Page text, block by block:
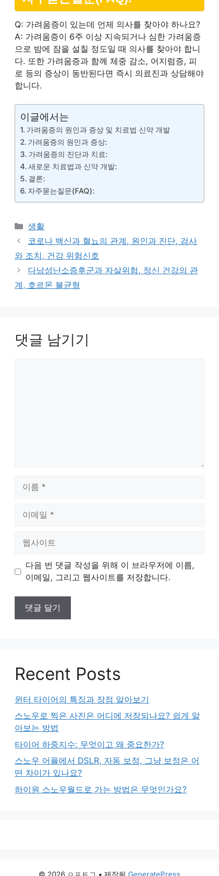
Q: 가려움증이 있는데 언제 의사를 찾아야 하나요?
A: 가려움증이 6주 이상 지속되거나 심한 가려움증
으로 밤에 잠을 설칠 정도일 때 의사를 찾아야 합니
다. 또한 가려움증과 함께 체중 감소, 어지럼증, 피
로 등의 증상이 동반된다면 즉시 의료진과 상담해야
합니다.
이글에서는
가려움증의 원인과 증상 및 치료법 신약 개발
가려움증의 원인과 증상:
가려움증의 진단과 치료:
새로운 치료법과 신약 개발:
결론:
자주묻는질문(FAQ):
카
테
리
생활
코로나 백신과 혈뇨의 관계, 원인과 진단, 검사
와 조치, 건강 위험신호
다낭성난소증후군과 자살위험, 정신 건강의 관
계, 호르몬 불균형
댓글 남기기
트
다음 번 댓글 작성을 위해 이 브라우저에 이름,
이메일, 그리고 웹사이트를 저장합니다.
Recent Posts
윈터 타이어의 특징과 장점 알아보기
스노우로 찍은 사진은 어디에 저장되나요? 쉽게 알
아보는 방법
타이어 하중지수: 무엇이고 왜 중요한가?
스노우 어플에서 DSLR, 자동 보정, 그냥 보정은 어
떤 차이가 있나요?
하이원 스노우월드로 가는 방법은 무엇인가요?
© 2026 ㅇㅍㅌㄱ • 제작됨 GeneratePress